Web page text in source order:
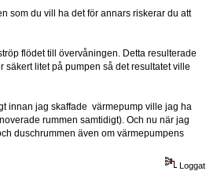
som du vill ha det för annars riskerar du att
flödet till övervåningen. Detta resulterade
säkert litet på pumpen så det resultatet ville
innan jag skaffade värmepump ville jag ha
rummen samtidigt). Och nu när jag
duschrummen även om värmepumpens
Loggat